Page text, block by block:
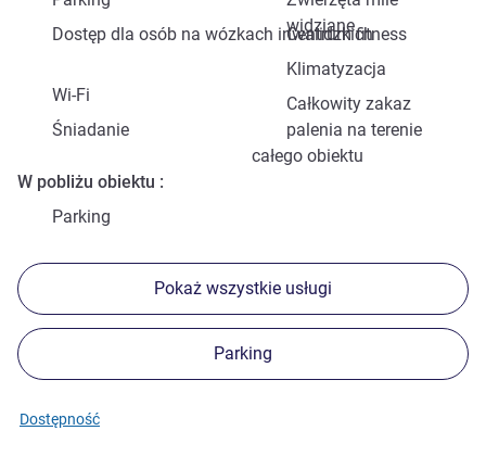
widziane
Dostęp dla osób na wózkach inwalidzkich
Centrum fitness
Wi-Fi
Klimatyzacja
Śniadanie
Całkowity zakaz
palenia na terenie
całego obiektu
W pobliżu obiektu
Parking
Pokaż wszystkie usługi
Parking
Dostępność